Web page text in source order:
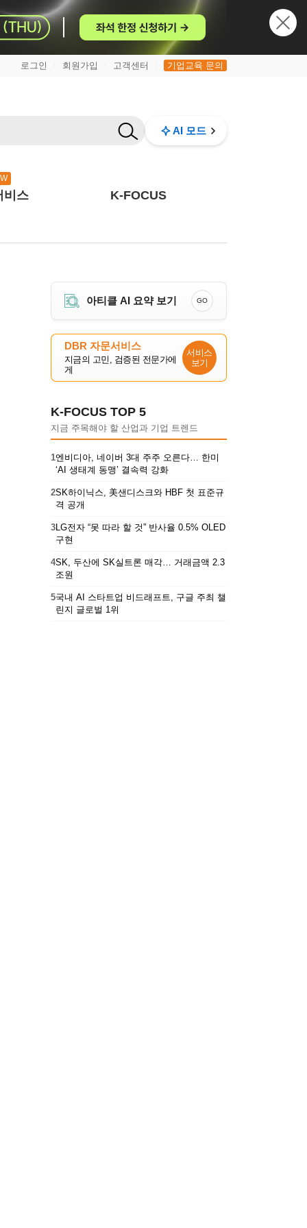
로그인 회원가입 고객센터 기업교육 문의
AI 모드
비스 K-FOCUS
아티클 AI 요약 보기 GO
DBR 자문서비스
지금의 고민, 검증된 전문가에
게
서비스
보기
K-FOCUS TOP 5
지금 주목해야 할 산업과 기업 트렌드
1엔비디아, 네이버 3대 주주 오른다… 한미
‘AI 생태계 동맹’ 결속력 강화
2SK하이닉스, 美샌디스크와 HBF 첫 표준규
격 공개
3LG전자 “못 따라 할 것” 반사율 0.5% OLED
구현
4SK, 두산에 SK실트론 매각… 거래금액 2.3
조원
5국내 AI 스타트업 비드래프트, 구글 주최 챌
린지 글로벌 1위